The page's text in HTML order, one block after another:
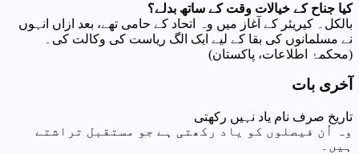
کیا جناح کے خیالات وقت کے ساتھ بدلے؟
بالکل۔ کیریئر کے آغاز میں وہ اتحاد کے حامی تھے، بعد ازاں انہوں
نے مسلمانوں کی بقا کے لیے ایک الگ ریاست کی وکالت کی۔
(محکمۂ اطلاعات، پاکستان)
آخری بات
تاریخ صرف نام یاد نہیں رکھتی
وہ اُن فیصلوں کو یاد رکھتی ہے جو مستقبل تراشتے
ہیں۔